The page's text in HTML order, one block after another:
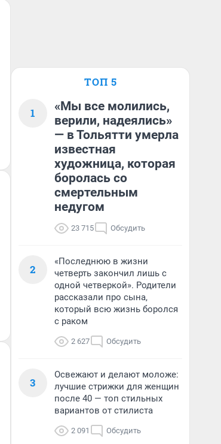
ТОП 5
1
«Мы все молились,
верили, надеялись»
— в Тольятти умерла
известная
художница, которая
боролась со
смертельным
недугом
23 715 Обсудить
2
«Последнюю в жизни
четверть закончил лишь с
одной четверкой». Родители
рассказали про сына,
который всю жизнь боролся
с раком
2 627 Обсудить
3
Освежают и делают моложе:
лучшие стрижки для женщин
после 40 — топ стильных
вариантов от стилиста
2 091 Обсудить